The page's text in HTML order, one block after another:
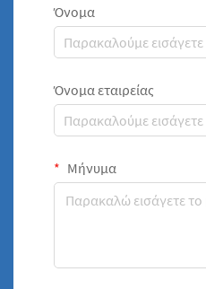
Όνομα
Όνομα εταιρείας
Μήνυμα